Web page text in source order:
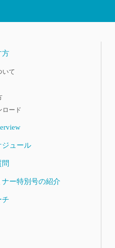
方
いて
ロード
ジュール
問
ー特別号の紹介
チ